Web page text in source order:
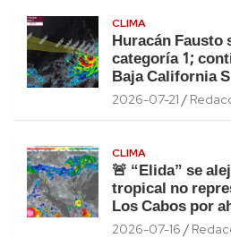
CLIMA
Huracán
categoría 1;
Baja California
2026-07-21
CLIMA
🚨 “Elida” se
tropical no
Los Cabos por
2026-07-16